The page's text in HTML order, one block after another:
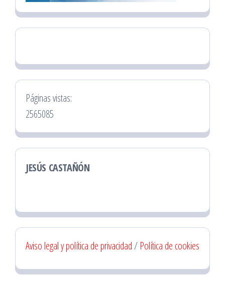
Páginas vistas:
2565085
JESÚS CASTAÑÓN
Aviso legal y política de privacidad/ Política de cookies